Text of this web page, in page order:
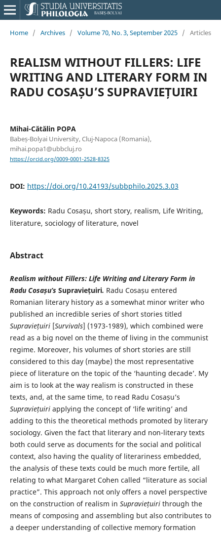
Home / Archives / Volume 70, No. 3, September 2025 / Articles
REALISM WITHOUT FILLERS: LIFE
WRITING AND LITERARY FORM IN
RADU COSAȘU’S SUPRAVIEȚUIRI
Mihai-Cătălin POPA
Babeș-Bolyai University, Cluj-Napoca (Romania),
mihai.popa1@ubbcluj.ro
https://orcid.org/0009-0001-2528-8325
DOI: https://doi.org/10.24193/subbphilo.2025.3.03
Keywords: Radu Cosașu, short story, realism, Life Writing,
literature, sociology of literature, novel
Abstract
Realism without Fillers: Life Writing and Literary Form in
Radu Cosașu’s Supraviețuiri. Radu Cosașu entered
Romanian literary history as a somewhat minor writer who
published an incredible series of short stories titled
Supraviețuiri [Survivals] (1973-1989), which combined were
read as a big novel on the theme of living in the communist
regime. Moreover, his volumes of short stories are still
considered to this day (maybe) the most representative
piece of literature on the topic of the ‘haunting decade’. My
aim is to look at the way realism is constructed in these
texts, and, at the same time, to read Radu Cosașu’s
Supraviețuiri applying the concept of ‘life writing’ and
adding to this the theoretical methods promoted by literary
sociology. Given the fact that literary and non-literary texts
both could serve as documents for the social and political
context, also having the quality of literariness embedded,
the analysis of these texts could be much more fertile, all
relating to what Margaret Cohen called “literature as social
practice”. This approach not only offers a novel perspective
on the construction of realism in Supraviețuiri through the
means of composing and assembling but also contributes to
a deeper understanding of collective memory formation